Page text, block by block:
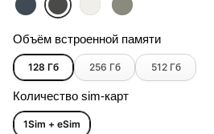
Объём встроенной памяти
128 Гб 256 Гб 512 Гб
Количество sim-карт
1Sim + eSim